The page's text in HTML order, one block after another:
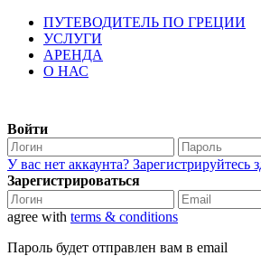
ПУТЕВОДИТЕЛЬ ПО ГРЕЦИИ
УСЛУГИ
АРЕНДА
О НАС
Войти
У вас нет аккаунта? Зарегистрируйтесь
Зарегистрироваться
agree with terms & conditions
Пароль будет отправлен вам в email